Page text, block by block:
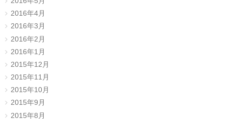
2016年4月
2016年3月
2016年2月
2016年1月
2015年12月
2015年11月
2015年10月
2015年9月
2015年8月